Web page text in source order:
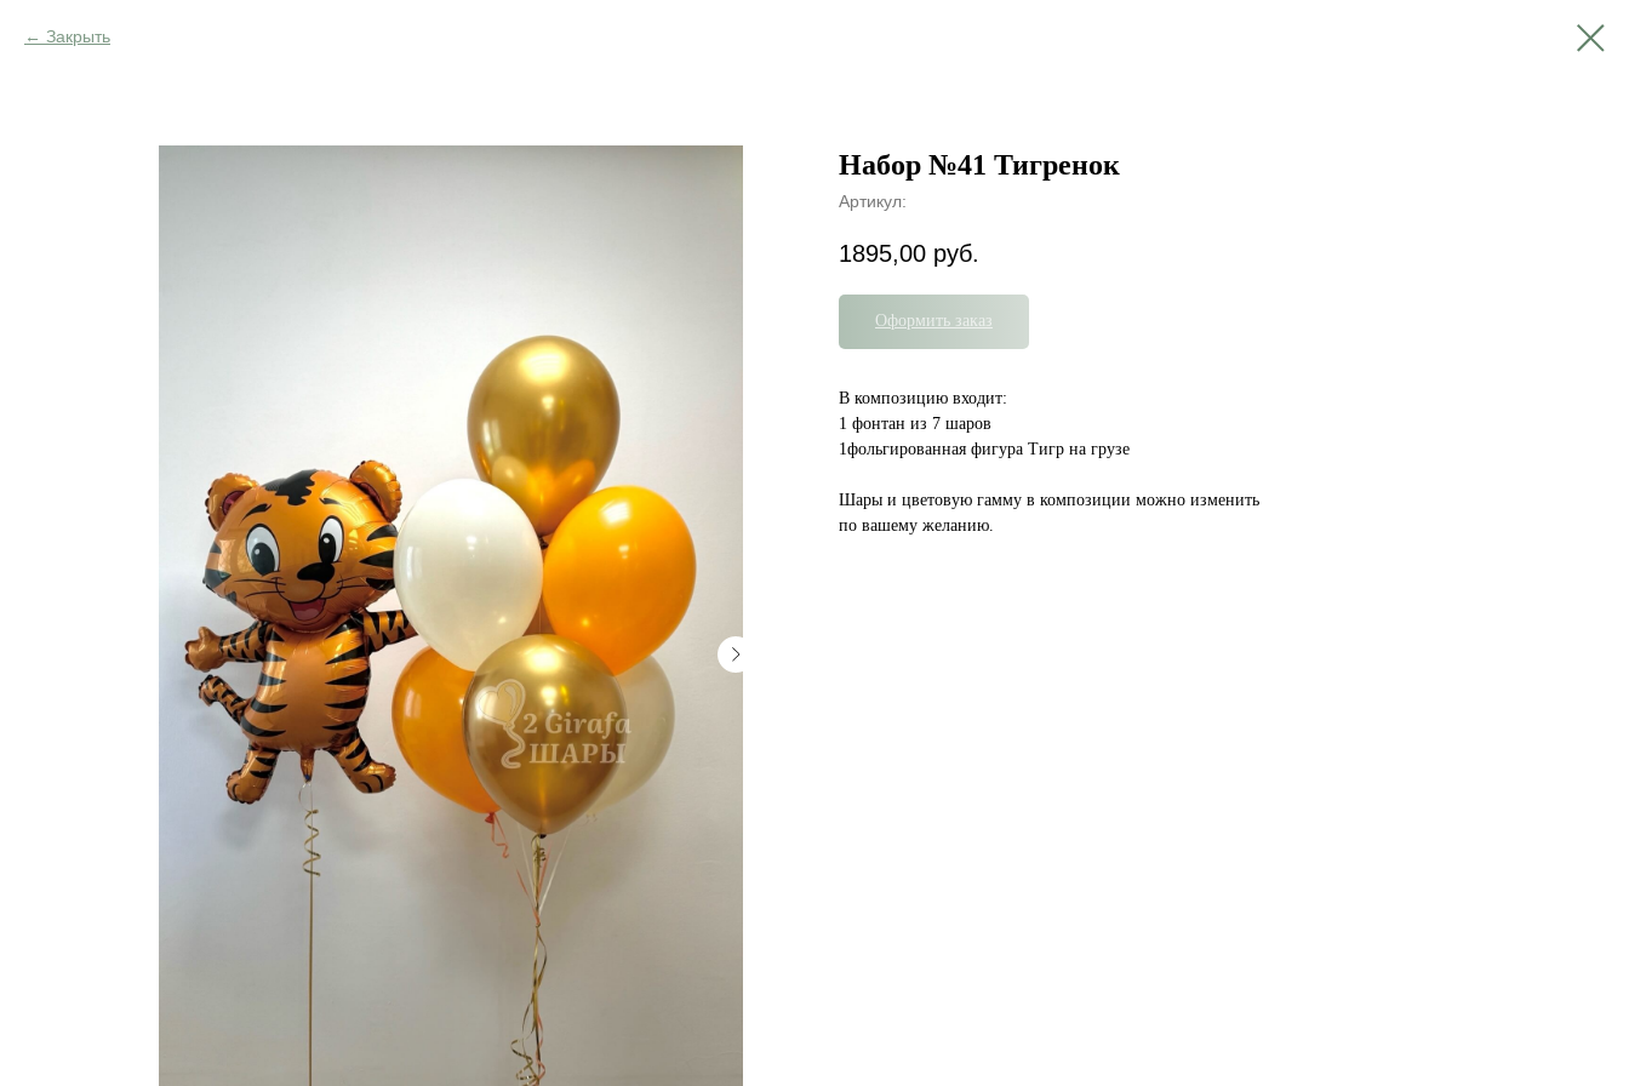
Закрыть
Набор №41 Тигренок
Артикул:
1895,00 руб.
Оформить заказ
В композицию входит:
1 фонтан из 7 шаров
1фольгированная фигура Тигр на грузе
Шары и цветовую гамму в композиции можно изменить
по вашему желанию.